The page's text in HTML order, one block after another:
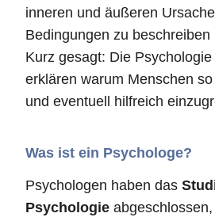
inneren und äußeren
Bedingungen zu
Kurz gesagt: Die
erklären warum Menschen
und eventuell hilfreich
Was ist ein Psychologe?
Psychologen haben das
Psychologie